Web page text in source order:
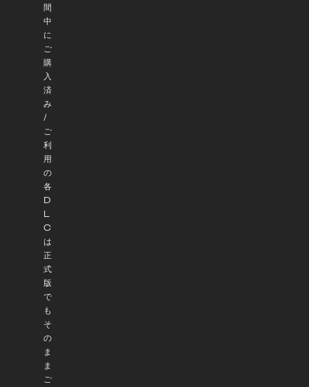
間
中
に
ご
購
入
済
み
/
ご
利
用
の
各
D
L
C
は
正
式
版
で
も
そ
の
ま
ま
ご